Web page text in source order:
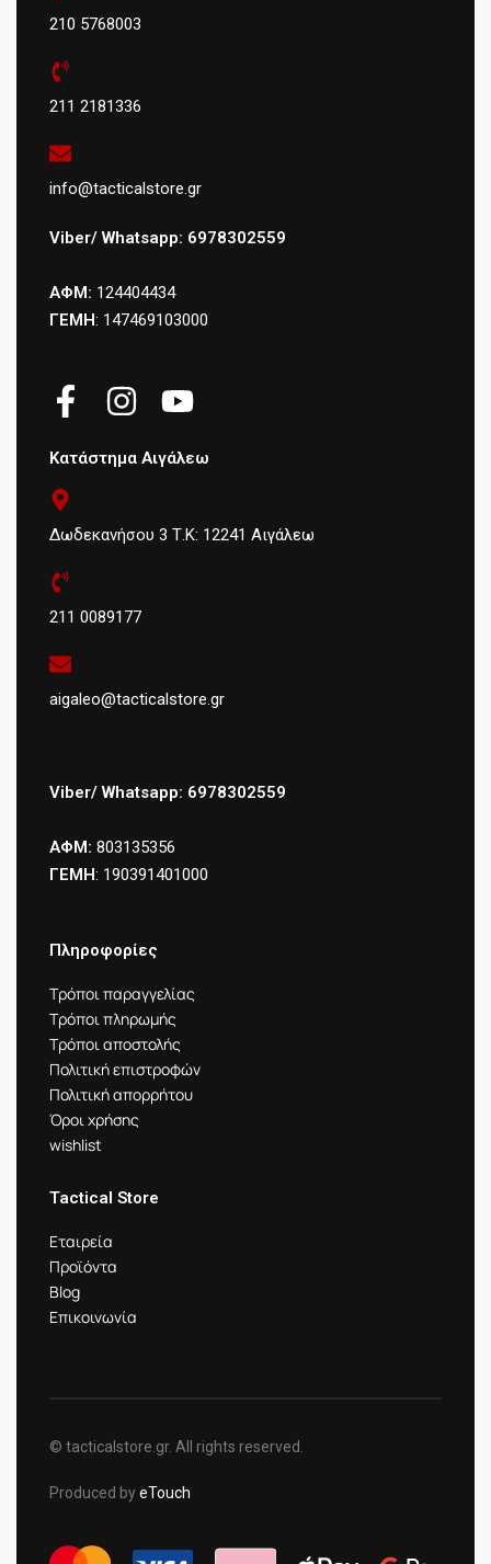
210 5768003
211 2181336
info@tacticalstore.gr
Viber/ Whatsapp: 6978302559
ΑΦΜ: 124404434
ΓΕΜΗ: 147469103000
Κατάστημα Αιγάλεω
Δωδεκανήσου 3 Τ.Κ: 12241 Αιγάλεω
211 0089177
aigaleo@tacticalstore.gr
Viber/ Whatsapp: 6978302559
ΑΦΜ: 803135356
ΓΕΜΗ: 190391401000
Πληροφορίες
Τρόποι παραγγελίας
Τρόποι πληρωμής
Τρόποι αποστολής
Πολιτική επιστροφών
Πολιτική απορρήτου
Όροι χρήσης
wishlist
Tactical Store
Εταιρεία
Προϊόντα
Blog
Επικοινωνία
© tacticalstore.gr. All rights reserved.
Produced byeTouch